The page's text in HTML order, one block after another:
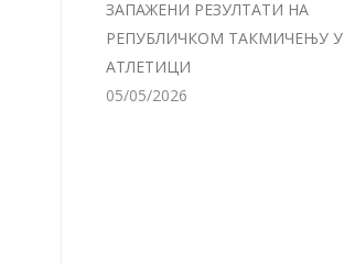
ЗАПАЖЕНИ РЕЗУЛТАТИ НА
РЕПУБЛИЧКОМ ТАКМИЧЕЊУ У
АТЛЕТИЦИ
05/05/2026